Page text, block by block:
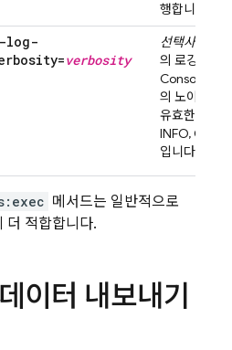
행합니다.
log-
verbosity
선택사항.
의 로깅 출력
Console과
의 노이즈를
유효한 값은
INFO,
입니다.
메서드는 일반적으로
더 적합합니다.
이터 내보내기